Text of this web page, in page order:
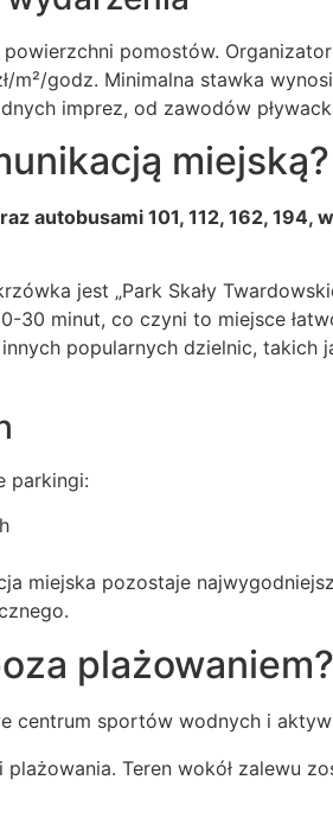
pomostów.
godz. Minimalna stawka
imprez, od zawodów
miejską?
autobusami 101, 112, 162, 194,
jest „Park Skały
30 minut, co czyni to miejsce
popularnych dzielnic, takich
parkingi:
miejska pozostaje
plażowaniem?
centrum sportów wodnych i
Teren wokół zalewu